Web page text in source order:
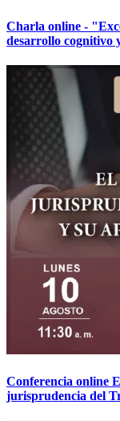
Charla online -
desarrollo cognitivo
Conferencia online
jurisprudencia del